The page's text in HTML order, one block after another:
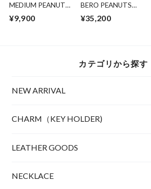
MEDIUM PEANUTS
¥9,900
BERO PEANUTS
COPPER
¥35,200
カテゴリから探す
NEW ARRIVAL
LEATHER
CLOTHING
CHARM（KEY HOLDER)
LEATHER GOODS
NECKLACE